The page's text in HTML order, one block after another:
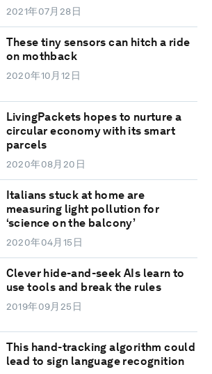
2021年07月28日
These tiny sensors can hitch a ride
on mothback
2020年10月12日
LivingPackets hopes to nurture a
circular economy with its smart
parcels
2020年08月20日
Italians stuck at home are
measuring light pollution for
‘science on the balcony’
2020年04月15日
Clever hide-and-seek AIs learn to
use tools and break the rules
2019年09月25日
This hand-tracking algorithm could
lead to sign language recognition